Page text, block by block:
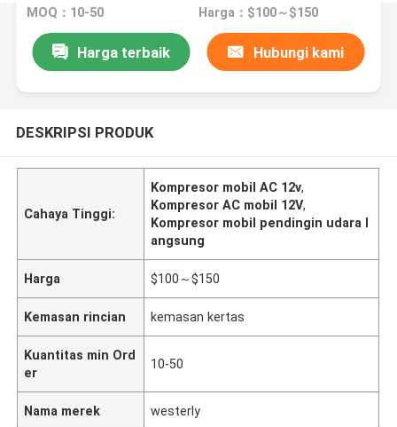
MOQ：10-50 Harga：$100～$150
Harga terbaik Hubungi kami
DESKRIPSI PRODUK
Cahaya Tinggi:
Kompresor mobil AC 12v,
Kompresor AC mobil 12V,
Kompresor mobil pendingin udara l
angsung
Harga $100～$150
Kemasan rincian kemasan kertas
Kuantitas min Ord
er
10-50
Nama merek westerly